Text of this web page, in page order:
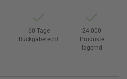
60 Tage
Rückgaberecht
24.000
Produkte
lagernd